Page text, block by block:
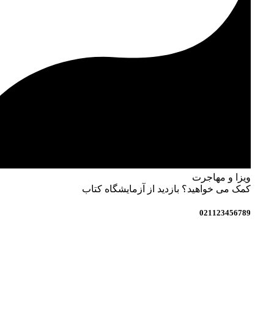
ویزا و مهاجرت
کمک می خواهید؟ بازدید از آزمایشگاه کتاب
021123456789